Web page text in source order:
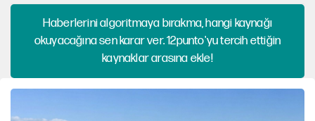
Haberlerini algoritmaya bırakma, hangi kaynağı
okuyacağına sen karar ver. 12punto'yu tercih ettiğin
kaynaklar arasına ekle!